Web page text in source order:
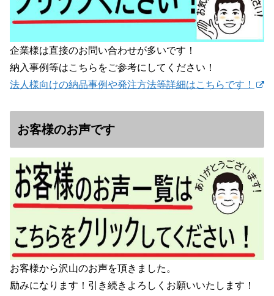
企業様は直接のお問い合わせが多いです！
納入事例等はこちらをご参考にしてください！
法人様向けの納品事例や発注方法等詳細はこちらです！
お客様のお声です
お客様から沢山のお声を頂きました。
励みになります！引き続きよろしくお願いいたします！